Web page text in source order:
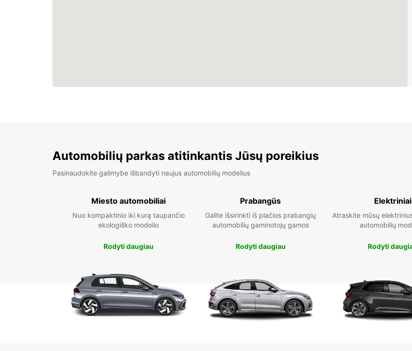
Automobilių parkas atitinkantis Jūsų poreikius
Pasinaudokite galimybe išbandyti naujus automobilių modelius
Miesto automobiliai
Nuo kompaktinio iki kurą taupančio
ekologiško modelio
Rodyti daugiau
Prabangūs
Galite išsirinkti iš plačios prabangių
automobilių gaminotojų gamos
Rodyti daugiau
Elektriniai
Atraskite mūsų
automobilių
Rodyti